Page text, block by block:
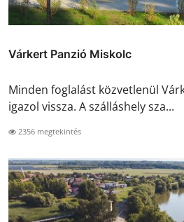
Várkert Panzió Miskolc
Minden foglalást közvetlenül
igazol vissza. A szálláshely sza...
2356 megtekintés